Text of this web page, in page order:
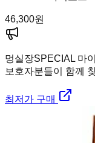
46,300원
멍실장SPECIAL 마
보호자분들이 함께
최저가 구매